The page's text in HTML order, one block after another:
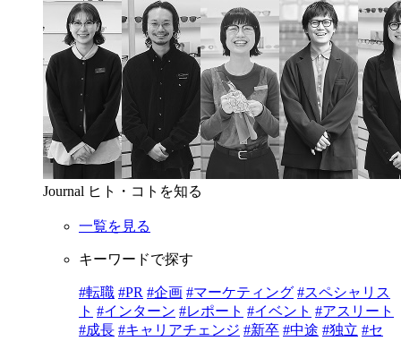
Journal ヒト・コトを知る
一覧を見る
キーワードで探す
#転職 #PR #企画 #マーケティング #スペシャリス
ト #インターン #レポート #イベント #アスリート
#成長 #キャリアチェンジ #新卒 #中途 #独立 #セ